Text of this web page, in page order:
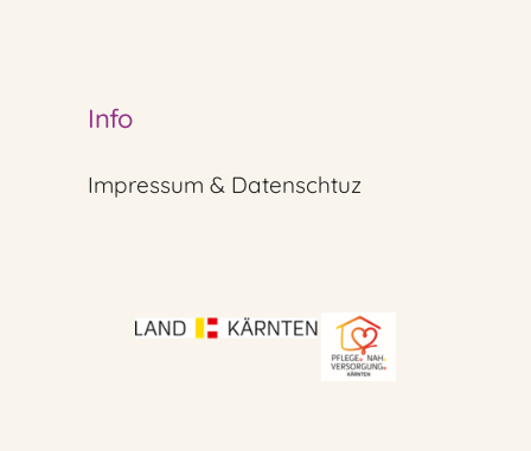
Info
Impressum & Datenschtuz